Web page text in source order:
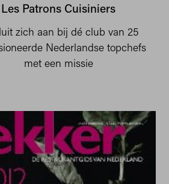
Les Patrons Cuisiniers
zich aan bij dé club van 25
Nederlandse topchefs
met een missie